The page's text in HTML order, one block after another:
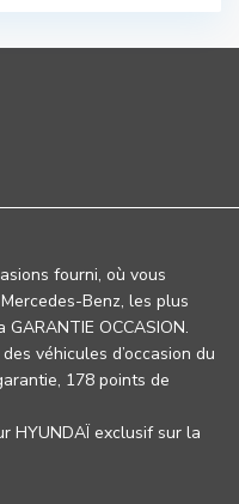
fourni, où vous
Benz, les plus
OCCASION.
véhicules d’occasion du
178 points de
HYUNDAÏ exclusif sur la